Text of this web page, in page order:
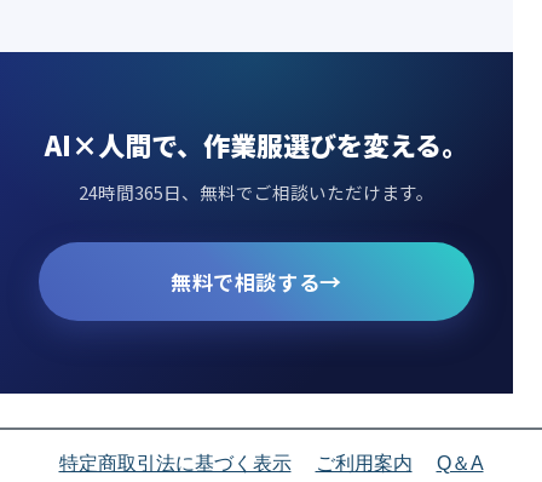
AI×人間で、作業服選びを変える。
24時間365日、無料でご相談いただけます。
無料で相談する→
特定商取引法に基づく表示 ご利用案内
Q＆A